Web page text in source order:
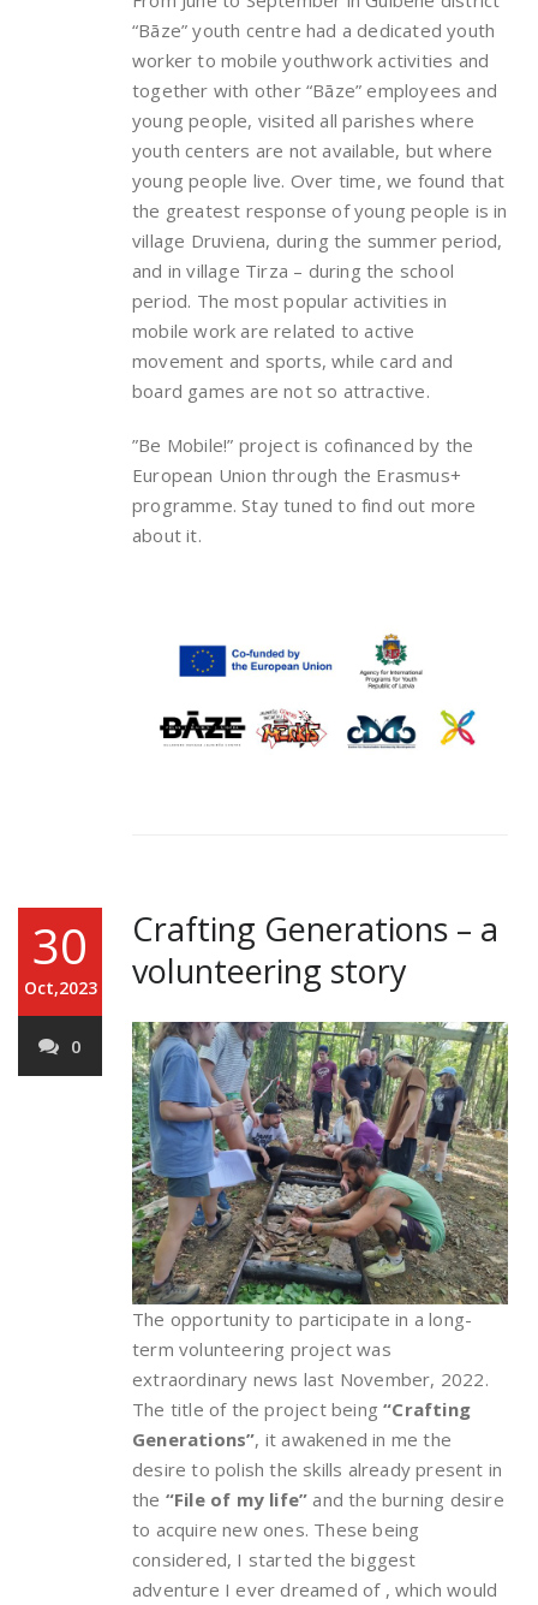
“Bāze” youth centre had a dedicated youth
worker to mobile youthwork activities and
together with other “Bāze” employees and
young people, visited all parishes where
youth centers are not available, but where
young people live. Over time, we found that
the greatest response of young people is in
village Druviena, during the summer period,
and in village Tirza – during the school
period. The most popular activities in
mobile work are related to active
movement and sports, while card and
board games are not so attractive.
”Be Mobile!” project is cofinanced by the
European Union through the Erasmus+
programme. Stay tuned to find out more
about it.
30
Oct,2023
0
Crafting Generations – a
volunteering story
The opportunity to participate in a long-
term volunteering project was
extraordinary news last November, 2022.
The title of the project being“Crafting
Generations”, it awakened in me the
desire to polish the skills already present in
the “File of my life” and the burning desire
to acquire new ones. These being
considered, I started the biggest
adventure I ever dreamed of , which would